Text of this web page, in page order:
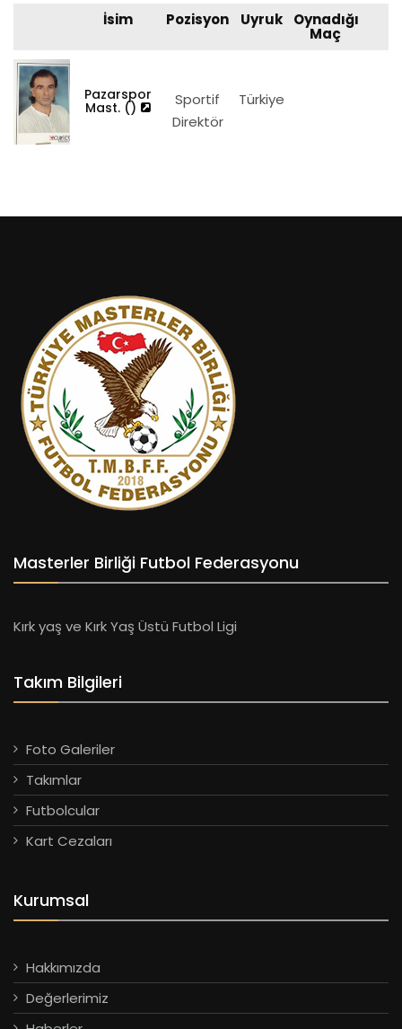
İsim Pozisyon Uyruk Oynadığı
Maç
Pazarspor
Mast. ()
Sportif
Direktör
Türkiye
Masterler Birliği Futbol Federasyonu
Kırk yaş ve Kırk Yaş Üstü Futbol Ligi
Takım Bilgileri
Foto Galeriler
Takımlar
Futbolcular
Kart Cezaları
Kurumsal
Hakkımızda
Değerlerimiz